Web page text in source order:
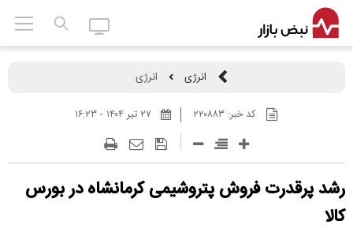
انرژی انرژی
کد خبر: ۲۲۰۸۸۳
رشد پرقدرت فروش پتروشیمی کرمانشاه در بورس
کالا